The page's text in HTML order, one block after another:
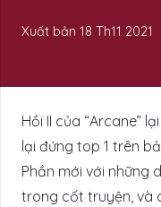
Xuất bản 18 Th11 2021
Hồi II của “Arcane”
lại đứng top 1 trên
Phần mới với những
trong cốt truyện, và